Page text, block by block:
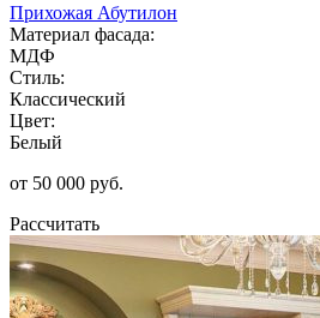
Прихожая Абутилон
Материал фасада:
МДФ
Стиль:
Классический
Цвет:
Белый
от 50 000 руб.
Рассчитать